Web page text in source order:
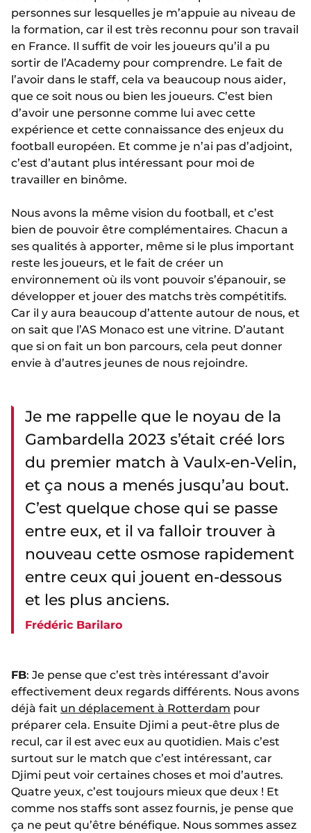
personnes sur lesquelles je m’appuie au niveau de
la formation, car il est très reconnu pour son travail
en France. Il suffit de voir les joueurs qu’il a pu
sortir de l’Academy pour comprendre. Le fait de
l’avoir dans le staff, cela va beaucoup nous aider,
que ce soit nous ou bien les joueurs. C’est bien
d’avoir une personne comme lui avec cette
expérience et cette connaissance des enjeux du
football européen. Et comme je n’ai pas d’adjoint,
c’est d’autant plus intéressant pour moi de
travailler en binôme.
Nous avons la même vision du football, et c’est
bien de pouvoir être complémentaires. Chacun a
ses qualités à apporter, même si le plus important
reste les joueurs, et le fait de créer un
environnement où ils vont pouvoir s’épanouir, se
développer et jouer des matchs très compétitifs.
Car il y aura beaucoup d’attente autour de nous, et
on sait que l’AS Monaco est une vitrine. D’autant
que si on fait un bon parcours, cela peut donner
envie à d’autres jeunes de nous rejoindre.
Je me rappelle que le noyau de la
Gambardella 2023 s’était créé lors
du premier match à Vaulx-en-Velin,
et ça nous a menés jusqu’au bout.
C’est quelque chose qui se passe
entre eux, et il va falloir trouver à
nouveau cette osmose rapidement
entre ceux qui jouent en-dessous
et les plus anciens.
Frédéric Barilaro
FB: Je pense que c’est très intéressant d’avoir
effectivement deux regards différents. Nous avons
déjà fait un déplacement à Rotterdam pour
préparer cela. Ensuite Djimi a peut-être plus de
recul, car il est avec eux au quotidien. Mais c’est
surtout sur le match que c’est intéressant, car
Djimi peut voir certaines choses et moi d’autres.
Quatre yeux, c’est toujours mieux que deux ! Et
comme nos staffs sont assez fournis, je pense que
ça ne peut qu’être bénéfique. Nous sommes assez